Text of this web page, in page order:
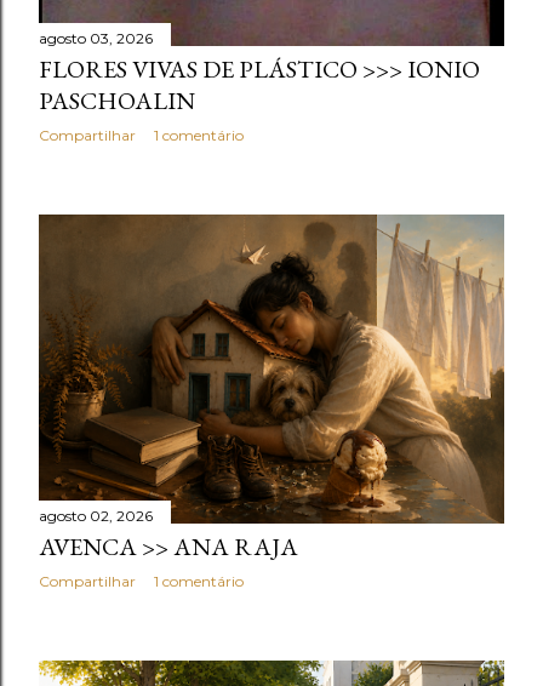
agosto 03, 2026
FLORES VIVAS DE PLÁSTICO >>> IONIO
PASCHOALIN
Compartilhar 1 comentário
agosto 02, 2026
AVENCA >> ANA RAJA
Compartilhar 1 comentário